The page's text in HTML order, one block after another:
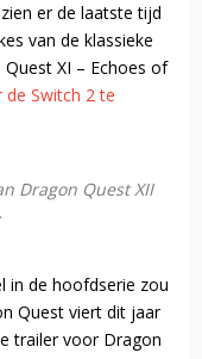
er de laatste tijd
van de klassieke
XI – Echoes of
Switch 2 te
Dragon Quest XII
in de hoofdserie zou
Quest viert dit jaar
trailer voor Dragon